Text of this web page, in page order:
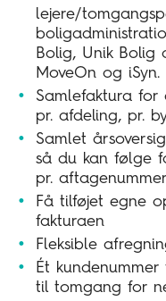
lejere/
Bolig, Unik Bolig
MoveOn og iSyn.
Samlefaktura for
pr. afdeling, pr.
Samlet
så du kan følge
pr. aftagenummer
Få tilføjet egne
fakturaen
Fleksible
Ét
til tomgang for